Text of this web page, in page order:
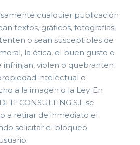
cualquier publicación
textos, gráficos, fotografías,
o sean susceptibles de
la ética, el buen gusto o
infrinjan, violen o quebranten
intelectual o
a la imagen o la Ley. En
IT CONSULTING S.L se
a retirar de inmediato el
solicitar el bloqueo